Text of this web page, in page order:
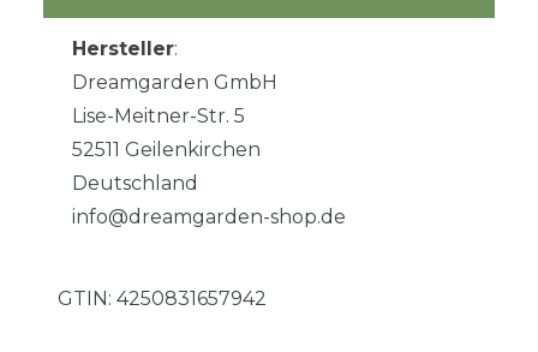
Hersteller:
Dreamgarden GmbH
Lise-Meitner-Str. 5
52511 Geilenkirchen
Deutschland
info@dreamgarden-shop.de
GTIN: 4250831657942